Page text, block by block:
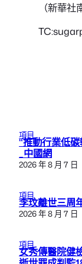
（新華社
項目
“推動行業低
_中國網
2026 年 8 月 7 日
項目
李玟離世三周
2026 年 8 月 7 日
項目
女秀傳醫院健